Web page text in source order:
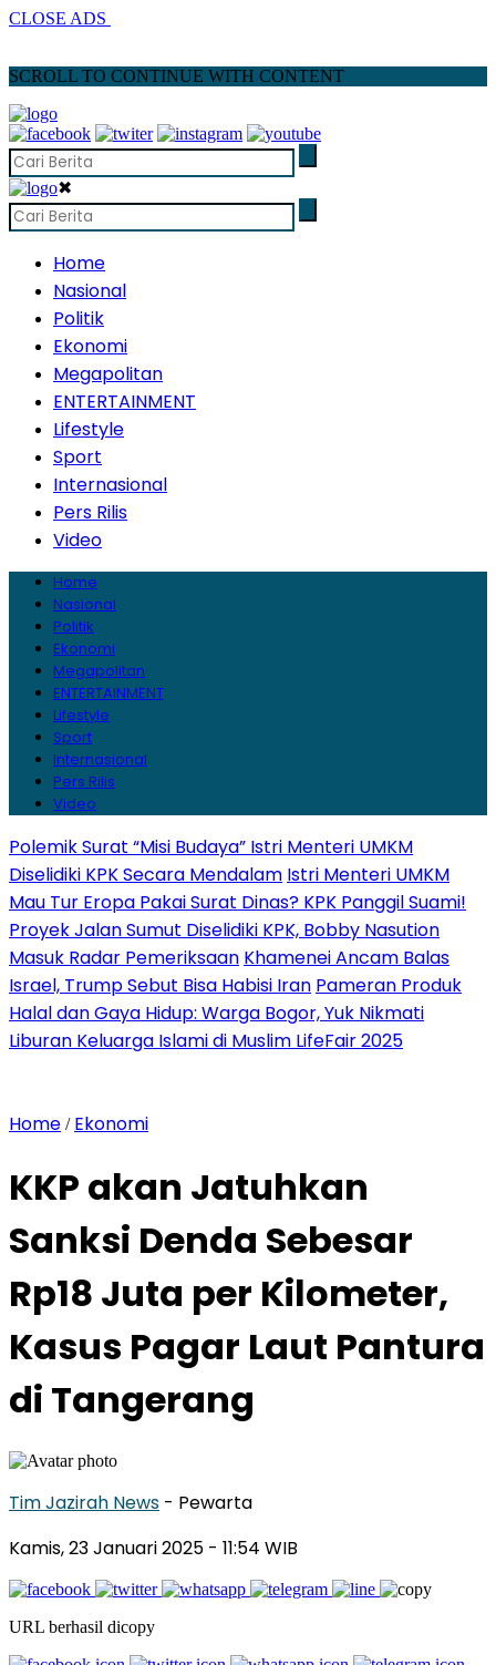
CLOSE ADS
SCROLL TO CONTINUE WITH CONTENT
✖
Home
Nasional
Politik
Ekonomi
Megapolitan
ENTERTAINMENT
Lifestyle
Sport
Internasional
Pers Rilis
Video
Home
Nasional
Politik
Ekonomi
Megapolitan
ENTERTAINMENT
Lifestyle
Sport
Internasional
Pers Rilis
Video
Polemik Surat “Misi Budaya” Istri Menteri UMKM
Diselidiki KPK Secara Mendalam Istri Menteri UMKM
Mau Tur Eropa Pakai Surat Dinas? KPK Panggil Suami!
Proyek Jalan Sumut Diselidiki KPK, Bobby Nasution
Masuk Radar Pemeriksaan Khamenei Ancam Balas
Israel, Trump Sebut Bisa Habisi Iran Pameran Produk
Halal dan Gaya Hidup: Warga Bogor, Yuk Nikmati
Liburan Keluarga Islami di Muslim LifeFair 2025
Home / Ekonomi
KKP akan Jatuhkan
Sanksi Denda Sebesar
Rp18 Juta per Kilometer,
Kasus Pagar Laut Pantura
di Tangerang
Tim Jazirah News - Pewarta
Kamis, 23 Januari 2025 - 11:54 WIB
URL berhasil dicopy